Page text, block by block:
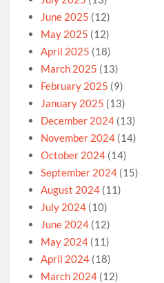
June 2025 (12)
May 2025 (12)
April 2025 (18)
March 2025 (13)
February 2025 (9)
January 2025 (13)
December 2024 (13)
November 2024 (14)
October 2024 (14)
September 2024 (15)
August 2024 (11)
July 2024 (10)
June 2024 (12)
May 2024 (11)
April 2024 (18)
March 2024 (12)